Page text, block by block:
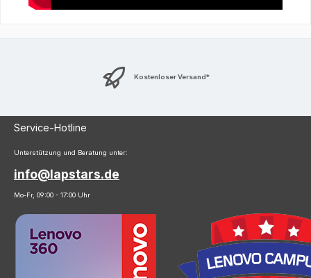
Kostenloser Versand*
Service-Hotline
Unterstützung und Beratung unter:
info@lapstars.de
Mo-Fr, 09:00 - 17:00 Uhr